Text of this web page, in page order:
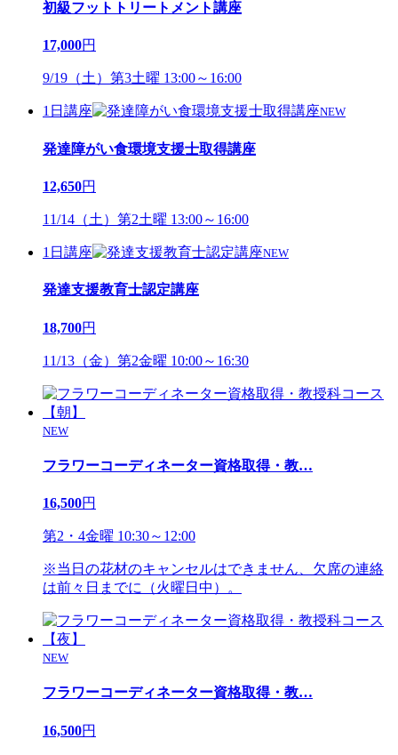
初級フットトリートメント講座
17,000円
9/19（土）第3土曜 13:00～16:00
1日講座 NEW
発達障がい食環境支援士取得講座
12,650円
11/14（土）第2土曜 13:00～16:00
1日講座 NEW
発達支援教育士認定講座
18,700円
11/13（金）第2金曜 10:00～16:30
NEW
フラワーコーディネーター資格取得・教…
16,500円
第2・4金曜 10:30～12:00
※当日の花材のキャンセルはできません、欠席の連絡
は前々日までに（火曜日中）。
NEW
フラワーコーディネーター資格取得・教…
16,500円